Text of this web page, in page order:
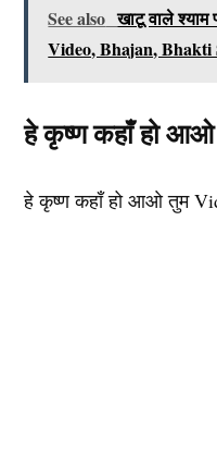
See also खाटू वाले श्याम
Video, Bhajan, Bhakti
हे कृष्ण कहाँ हो
हे कृष्ण कहाँ हो आओ तुम